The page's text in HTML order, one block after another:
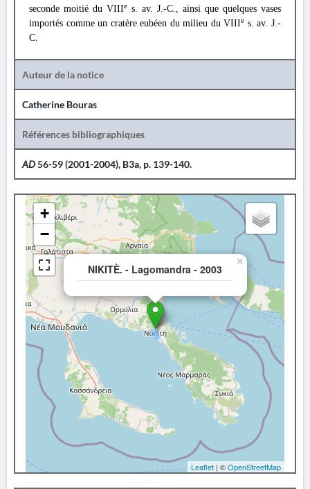
seconde moitié du VIIIe s. av. J.-C., ainsi que quelques vases
importés comme un cratère eubéen du milieu du VIIIe s. av. J.-
C.
Auteur de la notice
Catherine Bouras
Références bibliographiques
AD56-59 (2001-2004), B3a, p. 139-140.
NIKITÈ. - Lagomandra - 2003
×
+
−
Leaflet | ©OpenStreetMap